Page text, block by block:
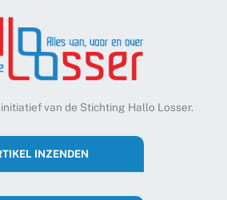
van de Stichting Hallo Losser.
INZENDEN